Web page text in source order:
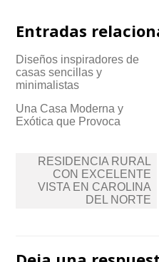
Entradas
Diseños inspiradores de
casas sencillas y
minimalistas
Una Casa Moderna y
Exótica que Provoca
Navegación
entradas
RESIDENCIA RURAL
CON EXCELENTE
VISTA EN CAROLINA
DEL NORTE